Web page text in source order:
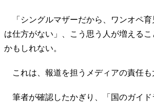
「シングルマザーだから、ワンオペ
は仕方がない」、こう思う人が増える
かもしれない。
これは、報道を担うメディアの責任も
筆者が確認したかぎり、「国のガイ